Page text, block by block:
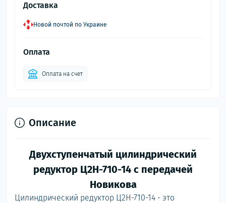
Доставка
Новой почтой по Украине
Оплата
Оплата на счет
Описание
Двухступенчатый цилиндрический
редуктор Ц2Н-710-14 с передачей
Новикова
Цилиндрический редуктор Ц2Н-710-14 - это